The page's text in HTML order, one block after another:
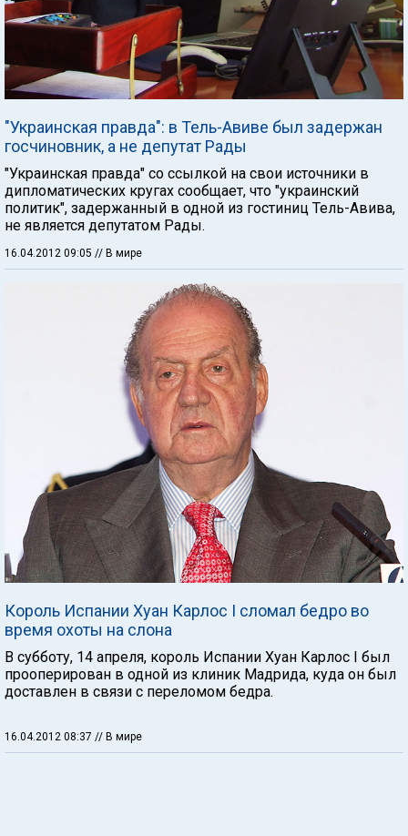
"Украинская правда": в Тель-Авиве был задержан
госчиновник, а не депутат Рады
"Украинская правда" со ссылкой на свои источники в
дипломатических кругах сообщает, что "украинский
политик", задержанный в одной из гостиниц Тель-Авива,
не является депутатом Рады.
16.04.2012 09:05 // В мире
Король Испании Хуан Карлос I сломал бедро во
время охоты на слона
В субботу, 14 апреля, король Испании Хуан Карлос I был
прооперирован в одной из клиник Мадрида, куда он был
доставлен в связи с переломом бедра.
16.04.2012 08:37 // В мире